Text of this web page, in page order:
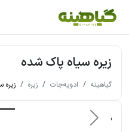
زیره سیاه پاک شده
گیاهینه ادویه‌جات زیره زیره
قبلی